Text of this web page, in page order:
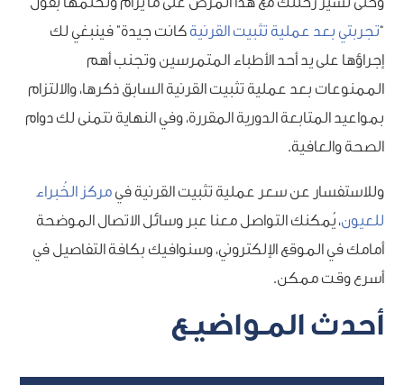
أحدث المـواضيـع
“تجربتي بعد عملية تثبيت القرنية كانت جيدة” فينبغي لك
إجراؤها على يد أحد الأطباء المتمرسين وتجنب أهم
الممنوعات بعد عملية تثبيت القرنية السابق ذكرها، والالتزام
بمواعيد المتابعة الدورية المقررة، وفي النهاية نتمنى لك دوام
الصحة والعافية.
وللاستفسار عنسعر عملية تثبيت القرنية فيمركز الخُبراء
للعيون، يُمكنك التواصل معنا عبر وسائل الاتصال الموضحة
أمامك في الموقع الإلكتروني، وسنوافيك بكافة التفاصيل في
أسرع وقت ممكن.